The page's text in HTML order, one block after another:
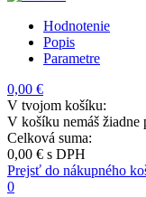
Hodnotenie
Popis
Parametre
0,00 €
V tvojom košíku:
V košíku nemáš žiadne
Celková suma:
0,00 € s DPH
Prejsť do nákupného
0